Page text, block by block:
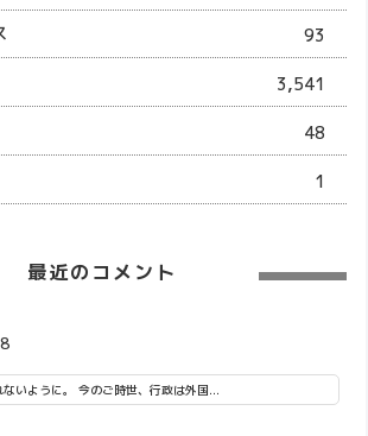
93
3,541
48
1
最近のコメント
いように。 今のご時世、行政は外国...